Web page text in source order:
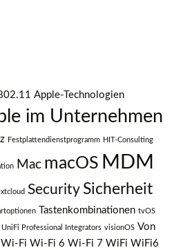
Apple-Technologien
im Unternehmen
Festplattendienstprogramm HIT-Consulting
Mac macOS MDM
Security Sicherheit
Tastenkombinationen tvOS
UniFi Professional Integrators visionOS Von
Wi-Fi Wi-Fi 6 Wi-Fi 7 WiFi WiFi6